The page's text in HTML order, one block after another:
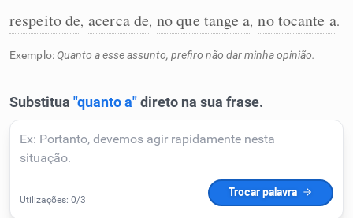
Detector de IA
Cata-letras
Conexões
respeito de, acerca de, no que tange a, no tocante a.
Exemplo:Quanto a esse assunto, prefiro não dar minha opinião.